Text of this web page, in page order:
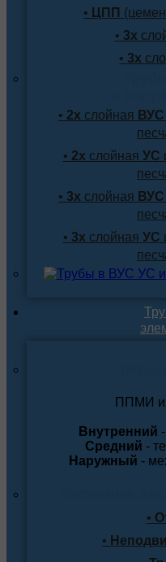
• ЦПП
• 3х
• 3х
• 2х слойная ВУС
• 2х слойная УС
• 3х слойная ВУС
• 3х слойная УС
ППМИ
Внутренний
Средний -
Наружный -
•
•